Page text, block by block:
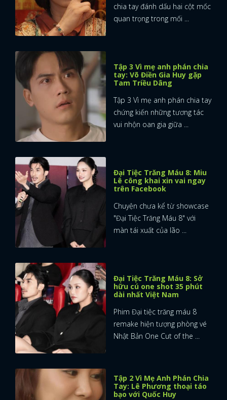
chia tay đánh dấu hai cột mốc
quan trọng trong mối ...
Tập 3 Vì mẹ anh phán chia
tay: Võ Điền Gia Huy gặp
Tam Triều Dâng
Tập 3 Vì mẹ anh phán chia tay
chứng kiến những tương tác
vui nhộn oan gia giữa ...
Đại Tiệc Trăng Máu 8: Miu
Lê công khai xin vai ngay
trên Facebook
Chuyện chưa kể từ showcase
"Đại Tiệc Trăng Máu 8" với
màn tái xuất của lão ...
Đại Tiệc Trăng Máu 8: Sở
hữu cú one shot 35 phút
dài nhất Việt Nam
Phim Đại tiệc trăng máu 8
remake hiện tượng phòng vé
Nhật Bản One Cut of the ...
Tập 2 Vì Mẹ Anh Phán Chia
Tay: Lê Phương thoại táo
bạo với Quốc Huy